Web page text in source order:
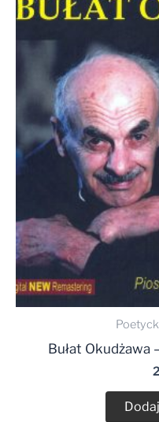
Bułat Okudżawa